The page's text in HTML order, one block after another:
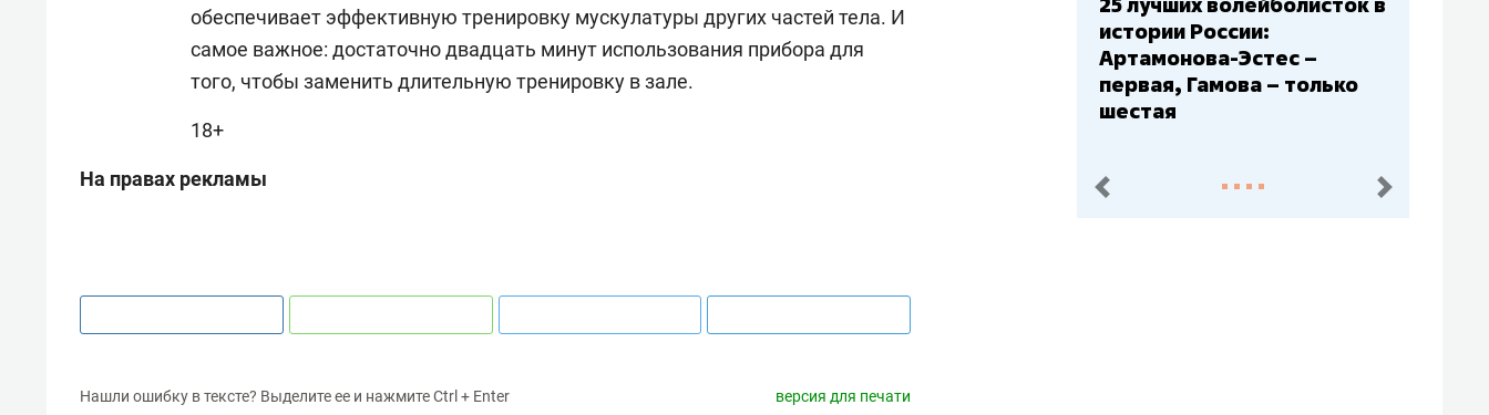
обеспечивает эффективную тренировку мускулатуры других частей тела. И
самое важное: достаточно двадцать минут использования прибора для
того, чтобы заменить длительную тренировку в зале.
18+
На правах рекламы
Нашли ошибку в тексте? Выделите ее и нажмите Ctrl + Enter версия для печати
истории России:
Артамонова-Эстес –
первая, Гамова – только
шестая
пред. след.